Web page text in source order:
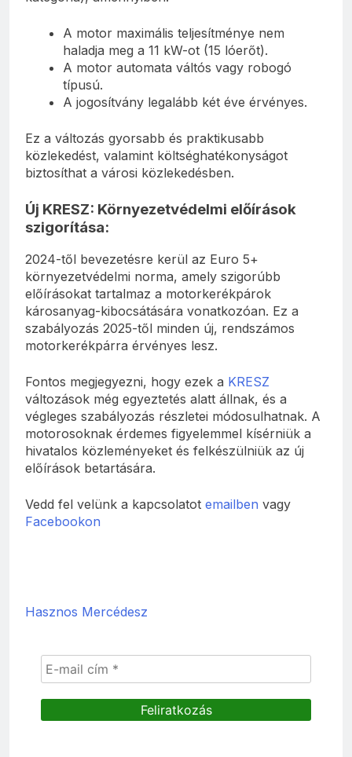
A motor maximális teljesítménye nem
haladja meg a 11 kW-ot (15 lóerőt).
A motor automata váltós vagy robogó
típusú.
A jogosítvány legalább két éve érvényes.
Ez a változás gyorsabb és praktikusabb
közlekedést, valamint költséghatékonyságot
biztosíthat a városi közlekedésben.
Új KRESZ: Környezetvédelmi előírások
szigorítása:
2024-től bevezetésre kerül az Euro 5+
környezetvédelmi norma, amely szigorúbb
előírásokat tartalmaz a motorkerékpárok
károsanyag-kibocsátására vonatkozóan. Ez a
szabályozás 2025-től minden új, rendszámos
motorkerékpárra érvényes lesz.
Fontos megjegyezni, hogy ezek a KRESZ
változások még egyeztetés alatt állnak, és a
végleges szabályozás részletei módosulhatnak. A
motorosoknak érdemes figyelemmel kísérniük a
hivatalos közleményeket és felkészülniük az új
előírások betartására.
Vedd fel velünk a kapcsolatot emailben vagy
Facebookon
Hasznos Mercédesz